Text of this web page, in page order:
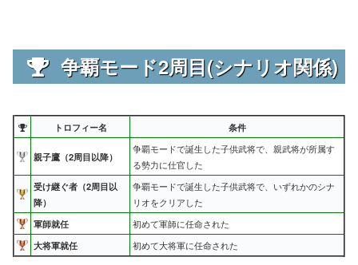
争覇モード2周目(シナリオ関係)
トロフィー名 条件
親子鷹（2周目以降）
争覇モードで誕生した子供武将で、親武将が所属す
る勢力に仕官した
受け継ぐ者（2周目以
降）
争覇モードで誕生した子供武将で、いずれかのシナ
リオをクリアした
軍師就任
初めて軍師に任命された
大将軍就任
初めて大将軍に任命された